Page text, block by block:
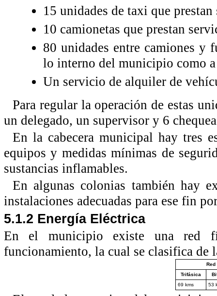
15 unidades de taxi que
10 camionetas que prestan
80 unidades entre camiones y
lo interno del municipio como
Un servicio de alquiler de
Para regular la operación de estas
un delegado, un supervisor y 6
En la cabecera municipal hay tres
equipos y medidas mínimas de
sustancias inflamables.
En algunas colonias también hay
instalaciones adecuadas para ese fin
5.1.2 Energía Eléctrica
En el municipio existe una red
funcionamiento, la cual se clasifica de
Red
Trifásica
69 kms
53